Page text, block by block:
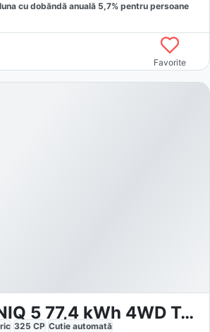
cu dobăndă anuală 5,7% pentru persoane
Favorite
Hyundai IONIQ 5 77,4 kWh 4WD Techniq
325 CP Cutie automată